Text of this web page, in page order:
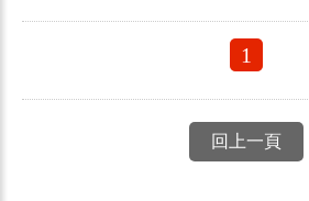
1
回上一頁